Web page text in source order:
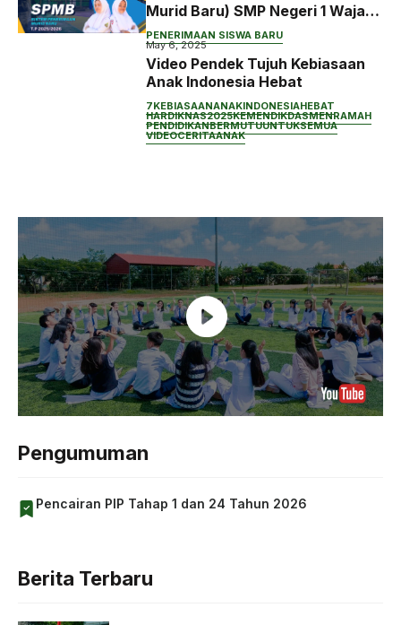
Murid Baru) SMP Negeri 1 Wajak
Tahun Ajaran 2025/2026
PENERIMAAN SISWA BARU
May 6, 2025
Video Pendek Tujuh Kebiasaan
Anak Indonesia Hebat
7KEBIASAANANAKINDONESIAHEBAT
HARDIKNAS2025KEMENDIKDASMENRAMAH
PENDIDIKANBERMUTUUNTUKSEMUA
VIDEOCERITAANAK
Pengumuman
Pencairan PIP Tahap 1 dan 24 Tahun 2026
Berita Terbaru